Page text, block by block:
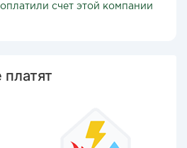
счет этой компании